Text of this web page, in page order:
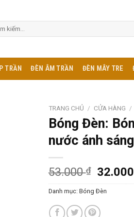
TRẦN ĐÈN ÂM TRẦN ĐÈN MÂY TRE
TRANG CHỦ / CỬA HÀNG /
Bóng Đèn:
nước ánh
53.000₫ 32.000
Danh mục: Bóng Đèn